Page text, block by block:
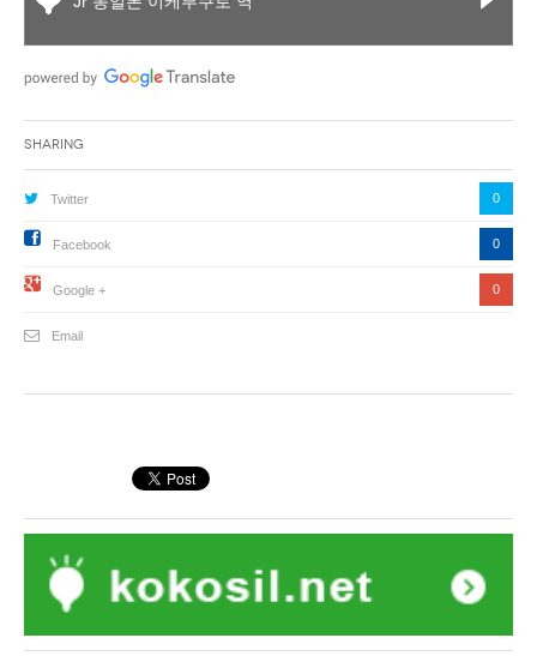
Sharing
Twitter 0
Facebook 0
Google + 0
Email